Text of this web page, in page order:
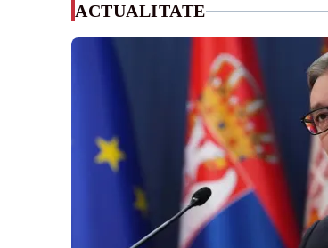
ACTUALITATE